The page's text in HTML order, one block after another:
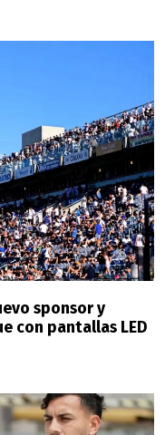
sponsor y
con pantallas LED